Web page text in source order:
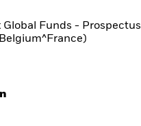
Global Funds - Prospectus